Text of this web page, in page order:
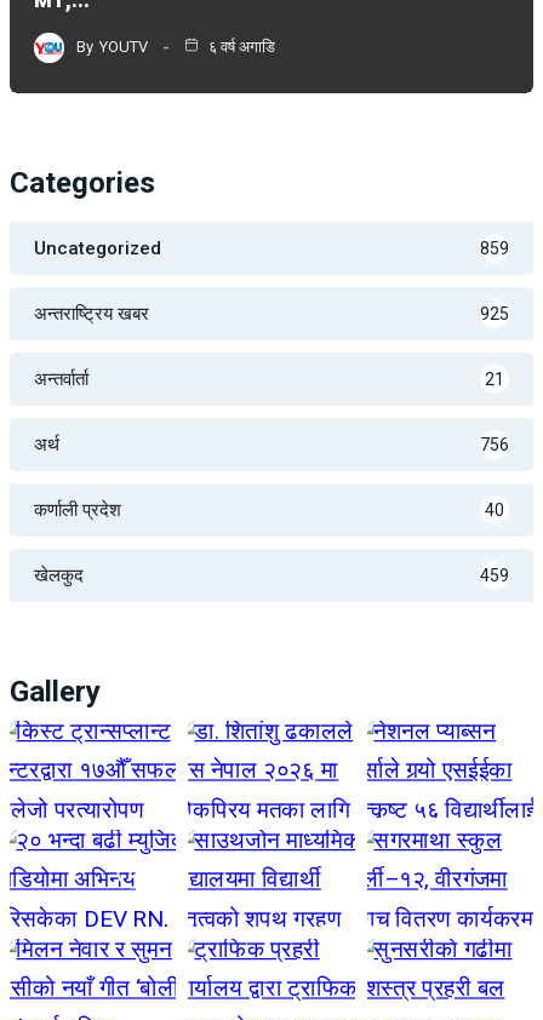
By YOUTV ६ वर्ष अगाडि
Categories
Uncategorized 859
अन्तराष्ट्रिय खबर 925
अन्तर्वार्ता 21
अर्थ 756
कर्णाली प्रदेश 40
खेलकुद 459
Gallery